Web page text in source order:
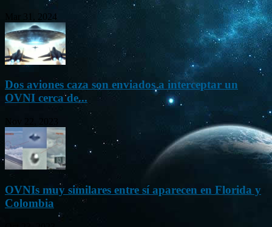
Mar 31, 2024
Dos aviones caza son enviados a interceptar un
OVNI cerca de...
OVNIs muy similares entre sí aparecen en Florida y
Colombia